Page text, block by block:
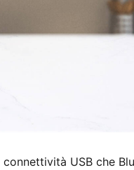
USB che